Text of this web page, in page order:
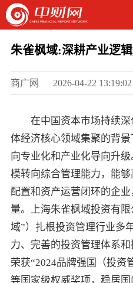
朱雀枫域:深耕产业逻
商广网 2026-04-22 13:19:02
在中国资本市场持续
体经济核心领域集聚的背
向专业化和产业化导向升
模转向综合管理能力，能
配置和资产运营闭环的企
量。上海朱雀枫域投资有
域”）扎根投资管理行业多
力、完善的投资管理体系和
荣获“2024品牌强国（投资
等国家级权威奖项，稳居国